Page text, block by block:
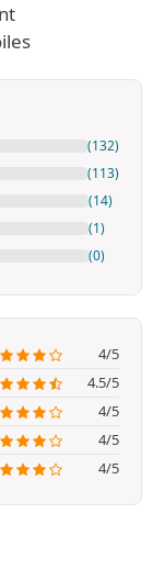
(132)
(113)
(14)
(1)
(0)
4/5
4.5/5
4/5
4/5
4/5